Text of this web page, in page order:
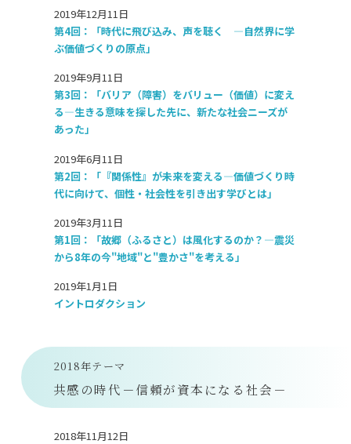
2019年12月11日
第4回：「時代に飛び込み、声を聴く ―自然界に学
ぶ価値づくりの原点」
2019年9月11日
第3回：「バリア（障害）をバリュー（価値）に変え
る―生きる意味を探した先に、新たな社会ニーズが
あった」
2019年6月11日
第2回：「『関係性』が未来を変える―価値づくり時
代に向けて、個性・社会性を引き出す学びとは」
2019年3月11日
第1回：「故郷（ふるさと）は風化するのか？―震災
から8年の今"地域"と"豊かさ"を考える」
2019年1月1日
イントロダクション
2018年テーマ
共感の時代－信頼が資本になる社会－
2018年11月12日